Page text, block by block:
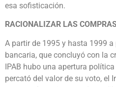
esa sofisticación.
RACIONALIZAR LAS
A partir de 1995 y hasta 1999
bancaria, que concluyó con la
IPAB hubo una apertura
percató del valor de su voto, el